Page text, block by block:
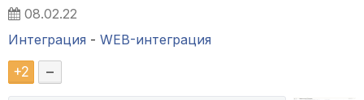
08.02.22
Интеграция - WEB-интеграция
+2 –